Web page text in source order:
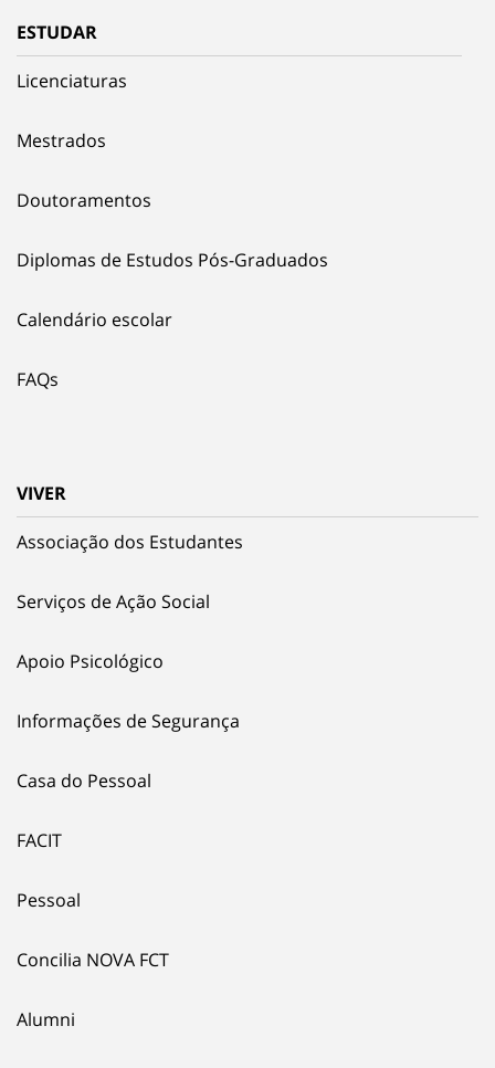
ESTUDAR
Licenciaturas
Mestrados
Doutoramentos
Diplomas de Estudos Pós-Graduados
Calendário escolar
FAQs
VIVER
Associação dos Estudantes
Serviços de Ação Social
Apoio Psicológico
Informações de Segurança
Casa do Pessoal
FACIT
Pessoal
Concilia NOVA FCT
Alumni